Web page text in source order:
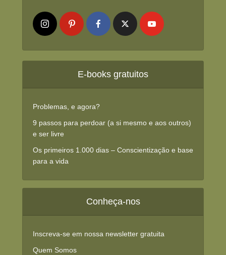
E-books gratuitos
Problemas, e agora?
9 passos para perdoar (a si mesmo e aos outros)
e ser livre
Os primeiros 1.000 dias – Conscientização e base
para a vida
Conheça-nos
Inscreva-se em nossa newsletter gratuita
Quem Somos